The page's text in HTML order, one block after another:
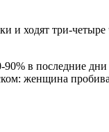
и ходят три-
в последние
женщина